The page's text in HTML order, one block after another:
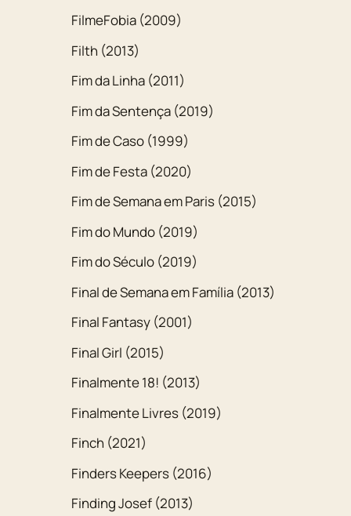
FilmeFobia (2009)
Filth (2013)
Fim da Linha (2011)
Fim da Sentença (2019)
Fim de Caso (1999)
Fim de Festa (2020)
Fim de Semana em Paris (2015)
Fim do Mundo (2019)
Fim do Século (2019)
Final de Semana em Família (2013)
Final Fantasy (2001)
Final Girl (2015)
Finalmente 18! (2013)
Finalmente Livres (2019)
Finch (2021)
Finders Keepers (2016)
Finding Josef (2013)